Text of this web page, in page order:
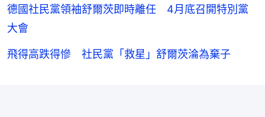
德國社民黨領袖舒爾茨即時離任 4月底召開特別黨
大會
飛得高跌得慘 社民黨「救星」舒爾茨淪為棄子